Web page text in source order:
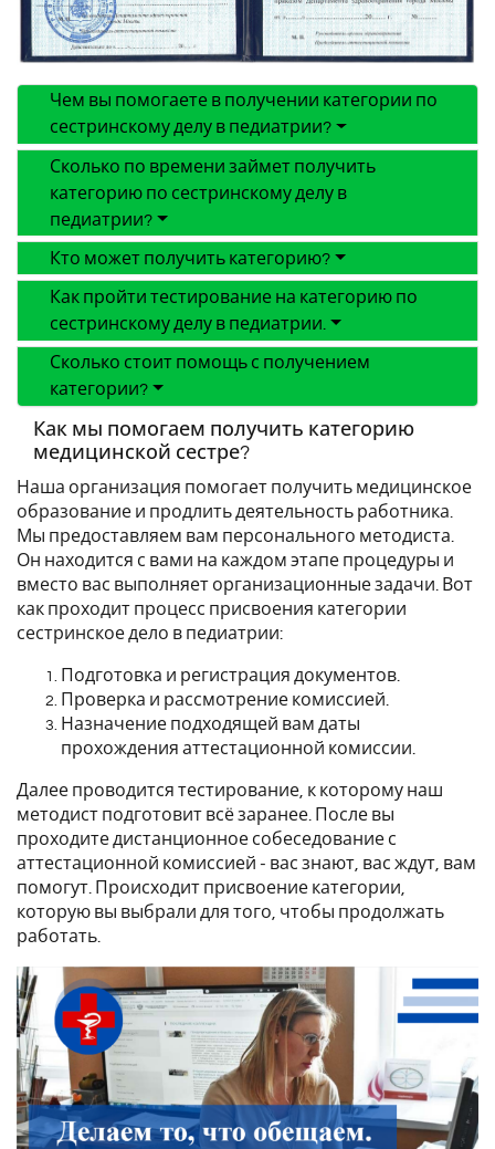
Чем вы помогаете в получении категории по
сестринскому делу в педиатрии?
Сколько по времени займет получить
категорию по сестринскому делу в
педиатрии?
Кто может получить категорию?
Как пройти тестирование на категорию по
сестринскому делу в педиатрии.
Сколько стоит помощь с получением
категории?
Как мы помогаем получить категорию
медицинской сестре?
Наша организация помогает получить медицинское
образование и продлить деятельность работника.
Мы предоставляем вам персонального методиста.
Он находится с вами на каждом этапе процедуры и
вместо вас выполняет организационные задачи. Вот
как проходит процесс присвоения категории
сестринское дело в педиатрии:
Подготовка и регистрация документов.
Проверка и рассмотрение комиссией.
Назначение подходящей вам даты
прохождения аттестационной комиссии.
Далее проводится тестирование, к которому наш
методист подготовит всё заранее. После вы
проходите дистанционное собеседование с
аттестационной комиссией - вас знают, вас ждут, вам
помогут. Происходит присвоение категории,
которую вы выбрали для того, чтобы продолжать
работать.